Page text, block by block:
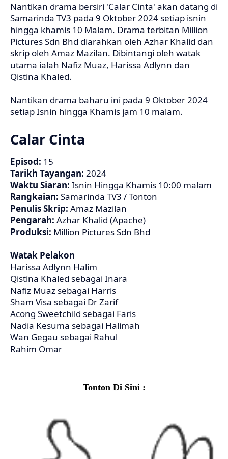
Nantikan drama bersiri 'Calar Cinta' akan datang di
Samarinda TV3 pada 9 Oktober 2024 setiap isnin
hingga khamis 10 Malam. Drama terbitan Million
Pictures Sdn Bhd diarahkan oleh Azhar Khalid dan
skrip oleh Amaz Mazilan. Dibintangi oleh watak
utama ialah Nafiz Muaz, Harissa Adlynn dan
Qistina Khaled.
Nantikan drama baharu ini pada 9 Oktober 2024
setiap Isnin hingga Khamis jam 10 malam.
Calar Cinta
Episod: 15
Tarikh Tayangan: 2024
Waktu Siaran: Isnin Hingga Khamis 10:00 malam
Rangkaian: Samarinda TV3 / Tonton
Penulis Skrip: Amaz Mazilan
Pengarah: Azhar Khalid (Apache)
Produksi: Million Pictures Sdn Bhd
Watak Pelakon
Harissa Adlynn Halim
Qistina Khaled sebagai Inara
Nafiz Muaz sebagai Harris
Sham Visa sebagai Dr Zarif
Acong Sweetchild sebagai Faris
Nadia Kesuma sebagai Halimah
Wan Gegau sebagai Rahul
Rahim Omar
Tonton Di Sini :